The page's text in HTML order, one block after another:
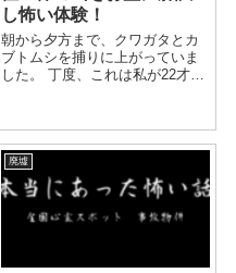
し怖い体験！
朝から夕方まで、クワガタとカ
ブトムシを捕りに上がっていま
した。 丁度、これは私が22才の
り、知人もその一人 になりま
す。 週末になると、知人宅に5-6
人集まり...
廃墟